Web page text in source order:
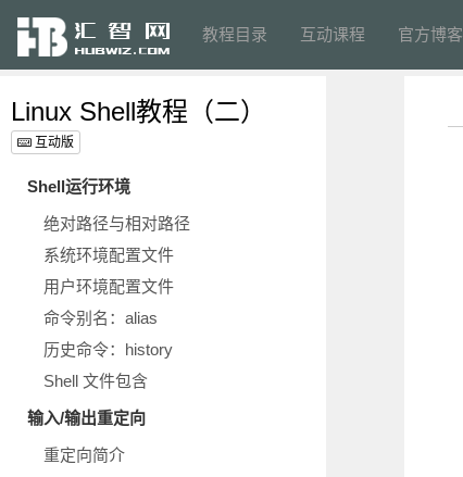
教程目录 互动课程 官方博客
Linux Shell教程（二）
互动版
Shell运行环境
绝对路径与相对路径
系统环境配置文件
用户环境配置文件
命令别名：alias
历史命令：history
Shell 文件包含
输入/输出重定向
重定向简介